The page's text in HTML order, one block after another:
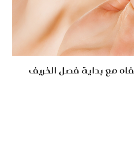
مع بداية فصل الخريف